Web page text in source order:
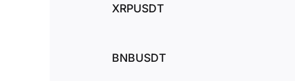
XRPUSDT
BNBUSDT